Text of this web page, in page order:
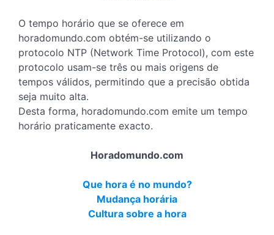
O tempo horário que se oferece em
horadomundo.com obtém-se utilizando o
protocolo NTP (Network Time Protocol), com este
protocolo usam-se três ou mais origens de
tempos válidos, permitindo que a precisão obtida
seja muito alta.
Desta forma, horadomundo.com emite um tempo
horário praticamente exacto.
Horadomundo.com
Que hora é no mundo?
Mudança horária
Cultura sobre a hora